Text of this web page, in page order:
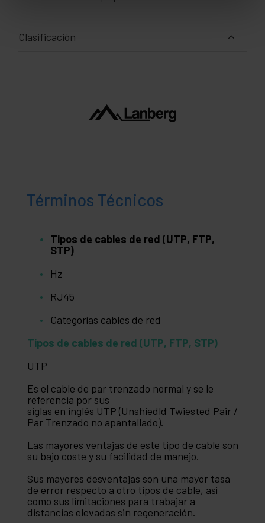
Clasificación
Términos Técnicos
Tipos de cables de red (UTP, FTP,
STP)
Hz
RJ45
Categorías cables de red
Tipos de cables de red (UTP, FTP, STP)
UTP
Es el cable de par trenzado normal y se le
referencia por sus
siglas en inglés UTP (Unshiedld Twiested Pair /
Par Trenzado no apantallado).
Las mayores ventajas de este tipo de cable son
su bajo coste y su facilidad de manejo.
Sus mayores desventajas son una mayor tasa
de error respecto a otro tipos de cable, así
como sus limitaciones para trabajar a
distancias elevadas sin regeneración.